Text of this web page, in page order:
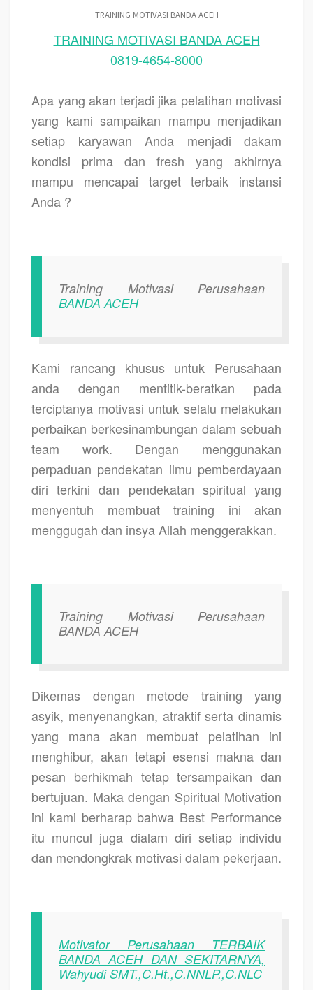
TRAINING MOTIVASI BANDA ACEH
TRAINING MOTIVASI BANDA ACEH
0819-4654-8000
Apa yang akan terjadi jika pelatihan motivasi
yang kami sampaikan mampu menjadikan
setiap karyawan Anda menjadi dakam
kondisi prima dan fresh yang akhirnya
mampu mencapai target terbaik instansi
Anda ?
Training Motivasi Perusahaan
BANDA ACEH
Kami rancang khusus untuk Perusahaan
anda dengan mentitik-beratkan pada
terciptanya motivasi untuk selalu melakukan
perbaikan berkesinambungan dalam sebuah
team work. Dengan menggunakan
perpaduan pendekatan ilmu pemberdayaan
diri terkini dan pendekatan spiritual yang
menyentuh membuat training ini akan
menggugah dan insya Allah menggerakkan.
Training Motivasi Perusahaan
BANDA ACEH
Dikemas dengan metode training yang
asyik, menyenangkan, atraktif serta dinamis
yang mana akan membuat pelatihan ini
menghibur, akan tetapi esensi makna dan
pesan berhikmah tetap tersampaikan dan
bertujuan. Maka dengan Spiritual Motivation
ini kami berharap bahwa Best Performance
itu muncul juga dialam diri setiap individu
dan mendongkrak motivasi dalam pekerjaan.
Motivator Perusahaan TERBAIK
BANDA ACEH DAN SEKITARNYA,
Wahyudi SMT.,C.Ht.,C.NNLP.,C.NLC